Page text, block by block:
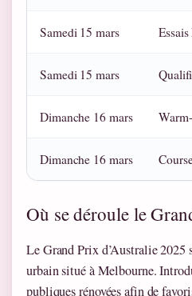
Samedi 15 mars
Samedi 15 mars
Dimanche 16 mars
Dimanche 16 mars
Où se déroule le
Le Grand Prix d’Australie 2025
urbain situé à Melbourne.
publiques rénovées afin de